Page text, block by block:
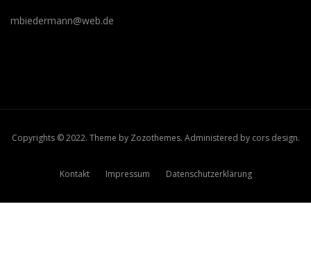
mbiedermann@web.de
Copyrights © 2022. Theme by Zozothemes. Administered by cors design.
Kontakt Impressum Datenschutzerklärung